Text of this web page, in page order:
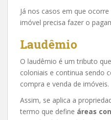
Já nos casos em que
imóvel precisa fazer o
Laudêmio
O laudêmio é um tributo
coloniais e continua sendo
compra e venda de imóveis.
Assim, se aplica a
termo que define áreas